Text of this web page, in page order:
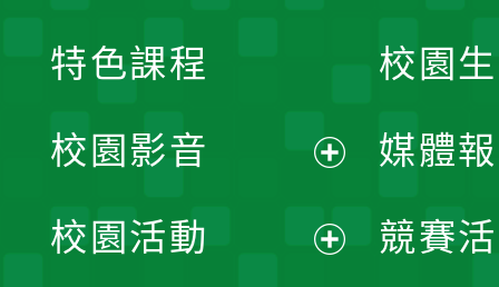
校園
媒體
競賽
特色課程
校園影音
開
校園活動